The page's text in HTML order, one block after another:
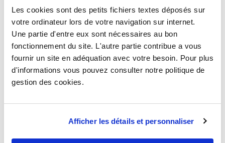
Les cookies sont des petits fichiers textes déposés sur
votre ordinateur lors de votre navigation sur internet.
Une partie d'entre eux sont nécessaires au bon
fonctionnement du site. L'autre partie contribue a vous
fournir un site en adéquation avec votre besoin. Pour plus
d'informations vous pouvez consulter notre politique de
gestion des cookies.
Afficher les détails et personnaliser
Cabine de douche hydromassante Skadi 1/4 cercle
100 cm - Montage sans silicone
1 041,72 €
868,10 € HT
CABINE DE DOUCHE HYDROMASSANTE